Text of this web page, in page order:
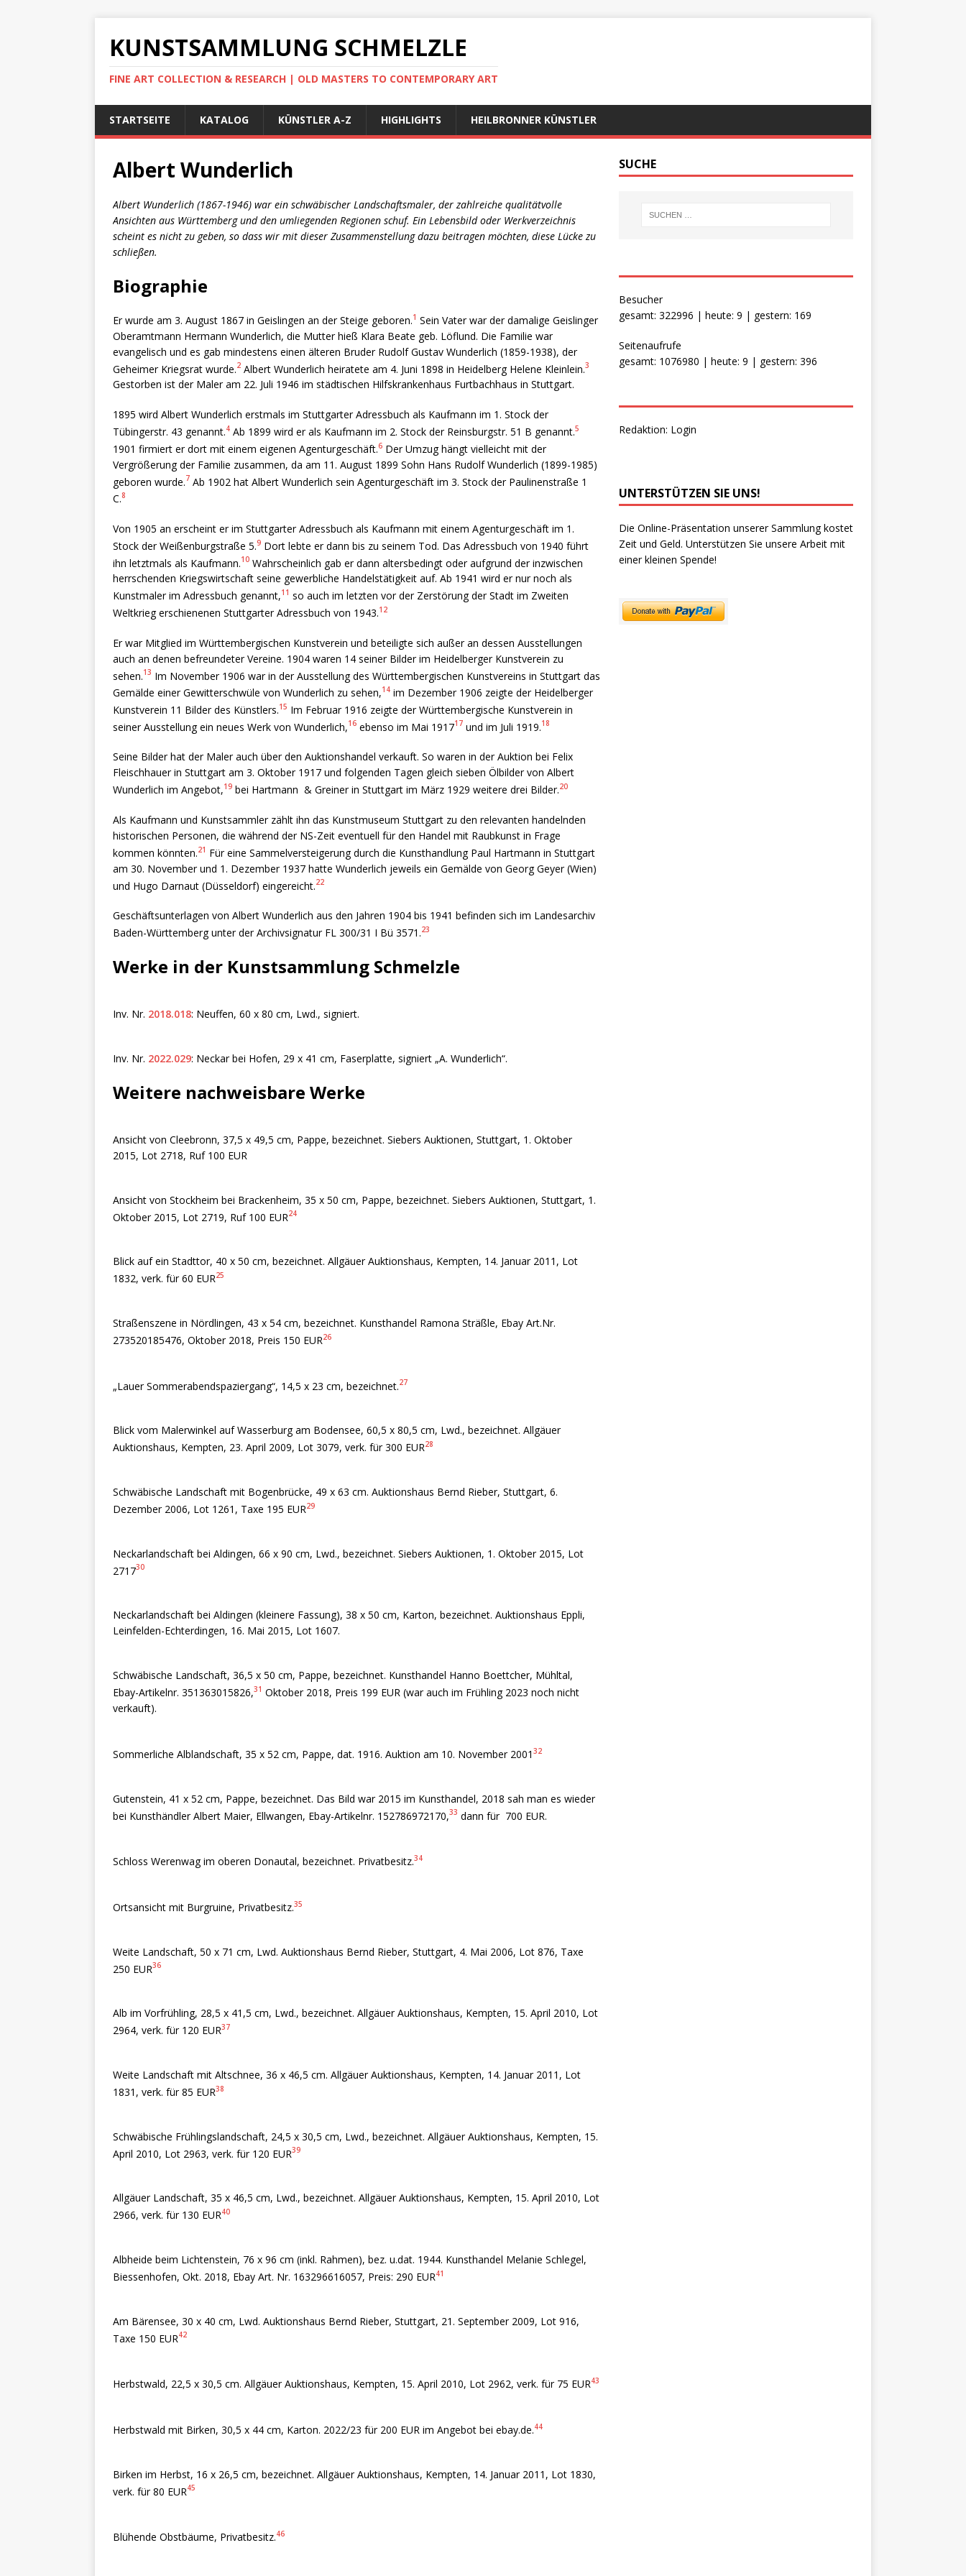
KUNSTSAMMLUNG SCHMELZLE
FINE ART COLLECTION & RESEARCH | OLD MASTERS TO CONTEMPORARY ART
STARTSEITE KATALOG KÜNSTLER A-Z HIGHLIGHTS HEILBRONNER KÜNSTLER
Albert Wunderlich
Albert Wunderlich (1867-1946) war ein schwäbischer Landschaftsmaler, der zahlreiche qualitätvolle
Ansichten aus Württemberg und den umliegenden Regionen schuf. Ein Lebensbild oder Werkverzeichnis
scheint es nicht zu geben, so dass wir mit dieser Zusammenstellung dazu beitragen möchten, diese Lücke zu
schließen.
Biographie
Er wurde am 3. August 1867 in Geislingen an der Steige geboren.1 Sein Vater war der damalige Geislinger
Oberamtmann Hermann Wunderlich, die Mutter hieß Klara Beate geb. Löflund. Die Familie war
evangelisch und es gab mindestens einen älteren Bruder Rudolf Gustav Wunderlich (1859-1938), der
Geheimer Kriegsrat wurde.2 Albert Wunderlich heiratete am 4. Juni 1898 in Heidelberg Helene Kleinlein.3
Gestorben ist der Maler am 22. Juli 1946 im städtischen Hilfskrankenhaus Furtbachhaus in Stuttgart.
1895 wird Albert Wunderlich erstmals im Stuttgarter Adressbuch als Kaufmann im 1. Stock der
Tübingerstr. 43 genannt.4 Ab 1899 wird er als Kaufmann im 2. Stock der Reinsburgstr. 51 B genannt.5
1901 firmiert er dort mit einem eigenen Agenturgeschäft.6 Der Umzug hängt vielleicht mit der
Vergrößerung der Familie zusammen, da am 11. August 1899 Sohn Hans Rudolf Wunderlich (1899-1985)
geboren wurde.7 Ab 1902 hat Albert Wunderlich sein Agenturgeschäft im 3. Stock der Paulinenstraße 1
C.8
Von 1905 an erscheint er im Stuttgarter Adressbuch als Kaufmann mit einem Agenturgeschäft im 1.
Stock der Weißenburgstraße 5.9 Dort lebte er dann bis zu seinem Tod. Das Adressbuch von 1940 führt
ihn letztmals als Kaufmann.10 Wahrscheinlich gab er dann altersbedingt oder aufgrund der inzwischen
herrschenden Kriegswirtschaft seine gewerbliche Handelstätigkeit auf. Ab 1941 wird er nur noch als
Kunstmaler im Adressbuch genannt,11 so auch im letzten vor der Zerstörung der Stadt im Zweiten
Weltkrieg erschienenen Stuttgarter Adressbuch von 1943.12
Er war Mitglied im Württembergischen Kunstverein und beteiligte sich außer an dessen Ausstellungen
auch an denen befreundeter Vereine. 1904 waren 14 seiner Bilder im Heidelberger Kunstverein zu
sehen.13 Im November 1906 war in der Ausstellung des Württembergischen Kunstvereins in Stuttgart das
Gemälde einer Gewitterschwüle von Wunderlich zu sehen,14 im Dezember 1906 zeigte der Heidelberger
Kunstverein 11 Bilder des Künstlers.15 Im Februar 1916 zeigte der Württembergische Kunstverein in
seiner Ausstellung ein neues Werk von Wunderlich,16 ebenso im Mai 191717 und im Juli 1919.18
Seine Bilder hat der Maler auch über den Auktionshandel verkauft. So waren in der Auktion bei Felix
Fleischhauer in Stuttgart am 3. Oktober 1917 und folgenden Tagen gleich sieben Ölbilder von Albert
Wunderlich im Angebot,19 bei Hartmann & Greiner in Stuttgart im März 1929 weitere drei Bilder.20
Als Kaufmann und Kunstsammler zählt ihn das Kunstmuseum Stuttgart zu den relevanten handelnden
historischen Personen, die während der NS-Zeit eventuell für den Handel mit Raubkunst in Frage
kommen könnten.21 Für eine Sammelversteigerung durch die Kunsthandlung Paul Hartmann in Stuttgart
am 30. November und 1. Dezember 1937 hatte Wunderlich jeweils ein Gemälde von Georg Geyer (Wien)
und Hugo Darnaut (Düsseldorf) eingereicht.22
Geschäftsunterlagen von Albert Wunderlich aus den Jahren 1904 bis 1941 befinden sich im Landesarchiv
Baden-Württemberg unter der Archivsignatur FL 300/31 I Bü 3571.23
Werke in der Kunstsammlung Schmelzle
Inv. Nr. 2018.018: Neuffen, 60 x 80 cm, Lwd., signiert.
Inv. Nr. 2022.029: Neckar bei Hofen, 29 x 41 cm, Faserplatte, signiert „A. Wunderlich“.
Weitere nachweisbare Werke
Ansicht von Cleebronn, 37,5 x 49,5 cm, Pappe, bezeichnet. Siebers Auktionen, Stuttgart, 1. Oktober
2015, Lot 2718, Ruf 100 EUR
Ansicht von Stockheim bei Brackenheim, 35 x 50 cm, Pappe, bezeichnet. Siebers Auktionen, Stuttgart, 1.
Oktober 2015, Lot 2719, Ruf 100 EUR24
Blick auf ein Stadttor, 40 x 50 cm, bezeichnet. Allgäuer Auktionshaus, Kempten, 14. Januar 2011, Lot
1832, verk. für 60 EUR25
Straßenszene in Nördlingen, 43 x 54 cm, bezeichnet. Kunsthandel Ramona Sträßle, Ebay Art.Nr.
273520185476, Oktober 2018, Preis 150 EUR26
„Lauer Sommerabendspaziergang“, 14,5 x 23 cm, bezeichnet.27
Blick vom Malerwinkel auf Wasserburg am Bodensee, 60,5 x 80,5 cm, Lwd., bezeichnet. Allgäuer
Auktionshaus, Kempten, 23. April 2009, Lot 3079, verk. für 300 EUR28
Schwäbische Landschaft mit Bogenbrücke, 49 x 63 cm. Auktionshaus Bernd Rieber, Stuttgart, 6.
Dezember 2006, Lot 1261, Taxe 195 EUR29
Neckarlandschaft bei Aldingen, 66 x 90 cm, Lwd., bezeichnet. Siebers Auktionen, 1. Oktober 2015, Lot
271730
Neckarlandschaft bei Aldingen (kleinere Fassung), 38 x 50 cm, Karton, bezeichnet. Auktionshaus Eppli,
Leinfelden-Echterdingen, 16. Mai 2015, Lot 1607.
Schwäbische Landschaft, 36,5 x 50 cm, Pappe, bezeichnet. Kunsthandel Hanno Boettcher, Mühltal,
Ebay-Artikelnr. 351363015826,31 Oktober 2018, Preis 199 EUR (war auch im Frühling 2023 noch nicht
verkauft).
Sommerliche Alblandschaft, 35 x 52 cm, Pappe, dat. 1916. Auktion am 10. November 2001 32
Gutenstein, 41 x 52 cm, Pappe, bezeichnet. Das Bild war 2015 im Kunsthandel, 2018 sah man es wieder
bei Kunsthändler Albert Maier, Ellwangen, Ebay-Artikelnr. 152786972170,33 dann für 700 EUR.
Schloss Werenwag im oberen Donautal, bezeichnet. Privatbesitz.34
Ortsansicht mit Burgruine, Privatbesitz.35
Weite Landschaft, 50 x 71 cm, Lwd. Auktionshaus Bernd Rieber, Stuttgart, 4. Mai 2006, Lot 876, Taxe
250 EUR36
Alb im Vorfrühling, 28,5 x 41,5 cm, Lwd., bezeichnet. Allgäuer Auktionshaus, Kempten, 15. April 2010, Lot
2964, verk. für 120 EUR37
Weite Landschaft mit Altschnee, 36 x 46,5 cm. Allgäuer Auktionshaus, Kempten, 14. Januar 2011, Lot
1831, verk. für 85 EUR38
Schwäbische Frühlingslandschaft, 24,5 x 30,5 cm, Lwd., bezeichnet. Allgäuer Auktionshaus, Kempten, 15.
April 2010, Lot 2963, verk. für 120 EUR39
Allgäuer Landschaft, 35 x 46,5 cm, Lwd., bezeichnet. Allgäuer Auktionshaus, Kempten, 15. April 2010, Lot
2966, verk. für 130 EUR40
Albheide beim Lichtenstein, 76 x 96 cm (inkl. Rahmen), bez. u.dat. 1944. Kunsthandel Melanie Schlegel,
Biessenhofen, Okt. 2018, Ebay Art. Nr. 163296616057, Preis: 290 EUR41
Am Bärensee, 30 x 40 cm, Lwd. Auktionshaus Bernd Rieber, Stuttgart, 21. September 2009, Lot 916,
Taxe 150 EUR42
Herbstwald, 22,5 x 30,5 cm. Allgäuer Auktionshaus, Kempten, 15. April 2010, Lot 2962, verk. für 75 EUR43
Herbstwald mit Birken, 30,5 x 44 cm, Karton. 2022/23 für 200 EUR im Angebot bei ebay.de.44
Birken im Herbst, 16 x 26,5 cm, bezeichnet. Allgäuer Auktionshaus, Kempten, 14. Januar 2011, Lot 1830,
verk. für 80 EUR45
Blühende Obstbäume, Privatbesitz.46
SUCHE
Besucher
gesamt: 322996 | heute: 9 | gestern: 169
Seitenaufrufe
gesamt: 1076980 | heute: 9 | gestern: 396
Redaktion: Login
UNTERSTÜTZEN SIE UNS!
Die Online-Präsentation unserer Sammlung kostet
Zeit und Geld. Unterstützen Sie unsere Arbeit mit
einer kleinen Spende!